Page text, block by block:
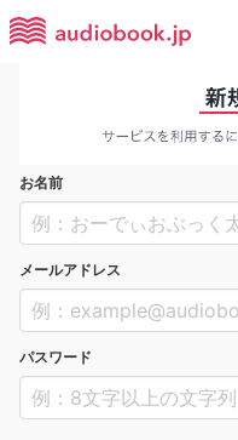
お名前
メールアドレス
パスワード